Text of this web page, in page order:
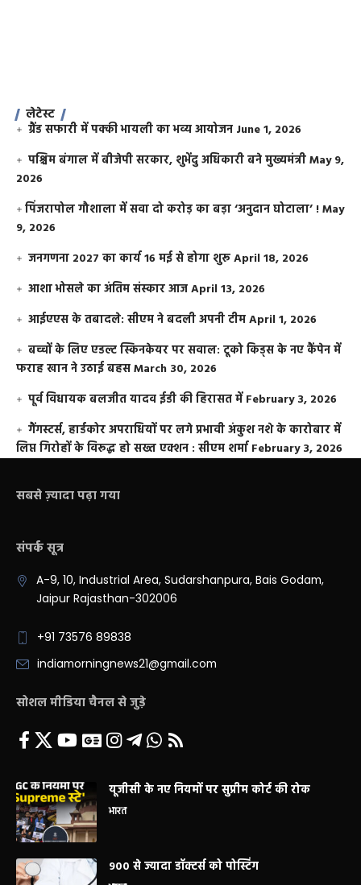
लेटेस्ट
ग्रैंड सफारी में पक्की भायली का भव्य आयोजन June 1, 2026
पश्चिम बंगाल में बीजेपी सरकार, शुभेंदु अधिकारी बने मुख्यमंत्रीMay 9,
2026
​पिंजरापोल गौशाला में सवा दो करोड़ का बड़ा ‘अनुदान घोटाला’ !May
9, 2026
जनगणना 2027 का कार्य 16 मई से होगा शुरूApril 18, 2026
आशा भोसले का अंतिम संस्कार आजApril 13, 2026
आईएएस के तबादले: सीएम ने बदली अपनी टीमApril 1, 2026
बच्चों के लिए एडल्ट स्किनकेयर पर सवाल: टूको किड्स के नए कैंपेन में
फराह खान ने उठाई बहसMarch 30, 2026
पूर्व विधायक बलजीत यादव ईडी की हिरासत में February 3, 2026
गैंगस्टर्स, हार्डकोर अपराधियों पर लगे प्रभावी अंकुश नशे के कारोबार में
लिप्त गिरोहों के विरूद्ध हो सख्त एक्शन : सीएम शर्मा February 3, 2026
सबसे ज़्यादा पढ़ा गया
संपर्क सूत्र
A-9, 10, Industrial Area, Sudarshanpura, Bais Godam,
Jaipur Rajasthan-302006
+91 73576 89838
indiamorningnews21@gmail.com
सोशल मीडिया चैनल से जुड़े
यूजीसी के नए नियमों पर सुप्रीम कोर्ट की रोक
भारत
900 से ज्यादा डॉक्टर्स को पोस्टिंग